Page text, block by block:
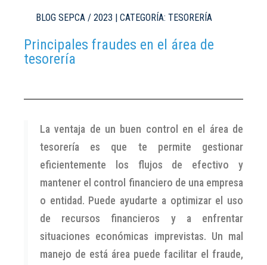
BLOG SEPCA / 2023 | CATEGORÍA: TESORERÍA
Principales fraudes en el área de
tesorería
La ventaja de un buen control en el área de
tesorería es que te permite gestionar
eficientemente los flujos de efectivo y
mantener el control financiero de una empresa
o entidad. Puede ayudarte a optimizar el uso
de recursos financieros y a enfrentar
situaciones económicas imprevistas. Un mal
manejo de está área puede facilitar el fraude,